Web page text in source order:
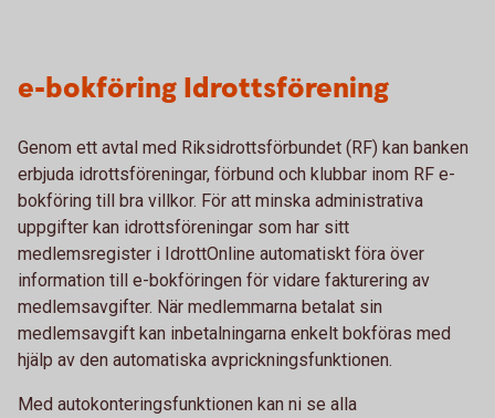
e-bokföring Idrottsförening
Genom ett avtal med Riksidrottsförbundet (RF) kan banken
erbjuda idrottsföreningar, förbund och klubbar inom RF e-
bokföring till bra villkor. För att minska administrativa
uppgifter kan idrottsföreningar som har sitt
medlemsregister i IdrottOnline automatiskt föra över
information till e-bokföringen för vidare fakturering av
medlemsavgifter. När medlemmarna betalat sin
medlemsavgift kan inbetalningarna enkelt bokföras med
hjälp av den automatiska avprickningsfunktionen.
Med autokonteringsfunktionen kan ni se alla